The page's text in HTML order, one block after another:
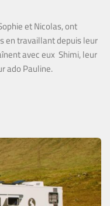
et Nicolas, ont
en travaillant depuis leur
avec eux Shimi, leur
ado Pauline.